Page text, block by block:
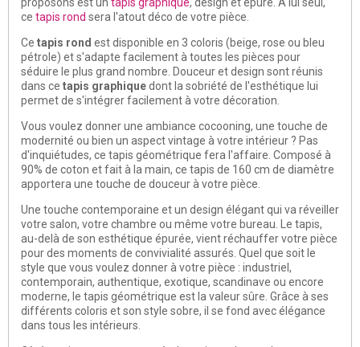
ce tapis rond sera l'atout déco de votre pièce.
Ce tapis rond est disponible en 3 coloris (beige, rose ou bleu
pétrole) et s'adapte facilement à toutes les pièces pour
séduire le plus grand nombre. Douceur et design sont réunis
dans ce tapis graphiquedont la sobriété de l'esthétique lui
permet de s'intégrer facilement à votre décoration.
Vous voulez donner une ambiance cocooning, une touche de
modernité ou bien un aspect vintage à votre intérieur ? Pas
d'inquiétudes, ce tapis géométrique fera l'affaire. Composé à
90% de coton et fait à la main, ce tapis de 160 cm de diamètre
apportera une touche de douceur à votre pièce.
Une touche contemporaine et un design élégant qui va réveiller
votre salon, votre chambre ou même votre bureau. Le tapis,
au-delà de son esthétique épurée, vient réchauffer votre pièce
pour des moments de convivialité assurés. Quel que soit le
style que vous voulez donner à votre pièce : industriel,
contemporain, authentique, exotique, scandinave ou encore
moderne, le tapis géométrique est la valeur sûre. Grâce à ses
différents coloris et son style sobre, il se fond avec élégance
dans tous les intérieurs.